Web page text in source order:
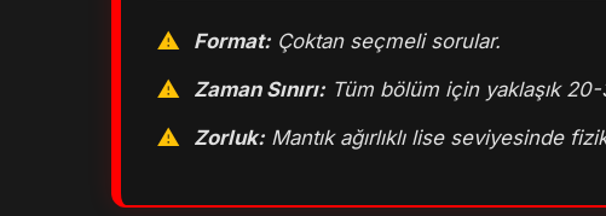
Format: Çoktan seçmeli sorular.
Zaman Sınırı: Tüm bölüm için yaklaşık
Zorluk: Mantık ağırlıklı lise seviyesinde